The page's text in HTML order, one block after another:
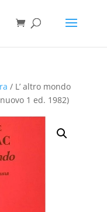
/ L’ altro mondo
1 ed. 1982)